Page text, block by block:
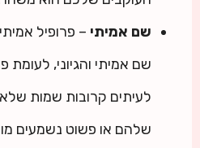
שם אמיתי – פרופיל
שם אמיתי והגיוני, לעומת
לעיתים קרובות שמות
שלהם או פשוט נשמעים